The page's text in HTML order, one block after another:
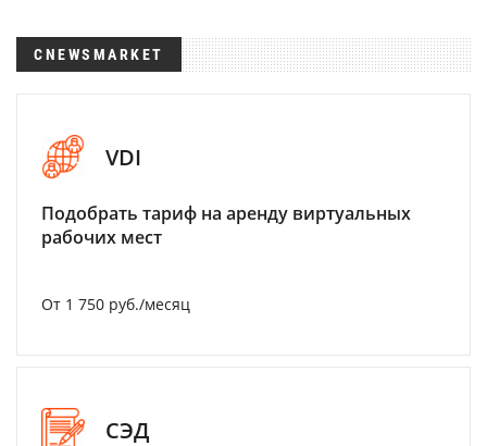
CNEWSMARKET
VDI
Подобрать тариф на аренду виртуальных
рабочих мест
От 1 750 руб./месяц
СЭД